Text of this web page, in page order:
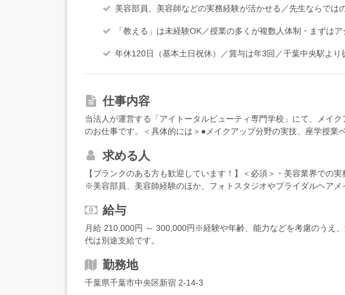
美容部員、美容師などの実務経験が活かせる／先生ならでは
「教える」は未経験OK／授業の多くが複数人体制・まずは
年休120日（基本土日祝休）／賞与は年3回／千葉中央駅より
仕事内容
当法人が運営する「アイトータルビューティ専門学校」にて、メイ
のお仕事です。＜具体的には＞●メイクアップ分野の実技、座学授業
または副担任業務（生活指導、クラス運営、進路指導、個人面談）担
分を占めます。技術指導だけでなく、学生の成長を一番近くで見守る
寄り添い、サポートします。●学校の一員としての仕事オープンキャ
加、教務に関わる事務作業など、学校を一緒に運営していく立場とし
＜入職後は…＞授業は基本2人もしくは3人1組のチーム制。誰かがメ
で学生のサポートに入る形なので、一人で全てを背負うことはありま
師の授業にアシスタントとして入り、流れを掴んでいきましょう。
担当する授業を少しずつ増やしていきましょう。アシスタント期間に
わけではなく、得意分野などに応じて、メイン・サブ担当を決めて、
す。★業務の中での、授業の割合は6割程度。立ち仕事とデスクワー
求める人
【ブランクのある方も歓迎しています！】＜必須＞・美容業界での実
※美容部員、美容師経験のほか、フォトスタジオやブライダルヘアメ
導、育成経験（社内研修や後輩指導経験などある方も活かせます）＜
です＞・経験を活かせる仕事がしたい方・美容に関わる仕事を続けて
給与
月給 210,000円 ～ 300,000円※経験や年齢、能力などを考慮のうえ
代は別途支給です。
勤務地
千葉県千葉市中央区新宿 2-14-3